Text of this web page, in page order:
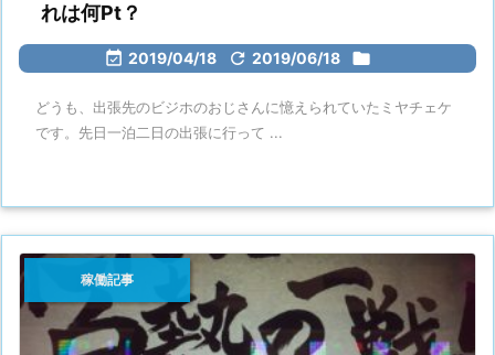
れは何Pt？
 2019/04/18  2019/06/18 
どうも、出張先のビジホのおじさんに憶えられていたミヤチェケ
です。先日一泊二日の出張に行って ...
稼働記事